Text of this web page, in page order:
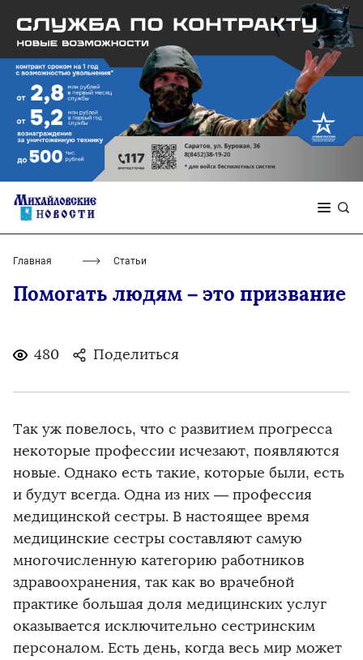
Главная Статьи
Помогать людям – это призвание
480 Поделиться
Так уж повелось, что с развитием прогресса
некоторые профессии исчезают, появляются
новые. Однако есть такие, которые были, есть
и будут всегда. Одна из них — профессия
медицинской сестры. В настоящее время
медицинские сестры составляют самую
многочисленную категорию работников
здравоохранения, так как во врачебной
практике большая доля медицинских услуг
оказывается исключительно сестринским
персоналом. Есть день, когда весь мир может